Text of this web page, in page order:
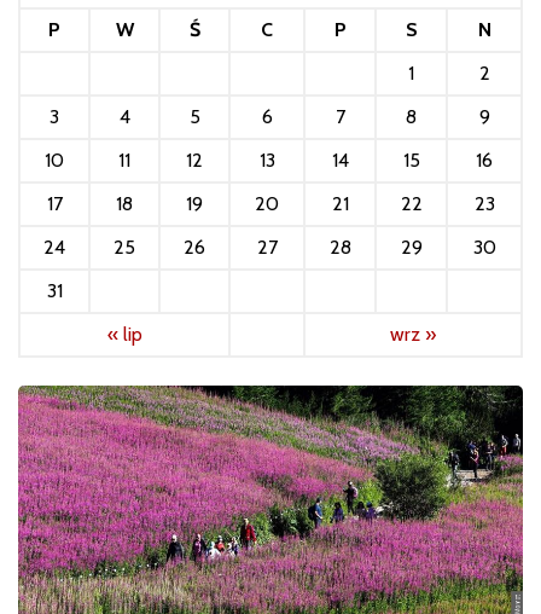
P W Ś C P S
N
1
2
3
4 5 6 7 8
9
10
11 12 13 14 15
16
17
18 19 20 21 22
23
24
25 26 27 28 29
30
31
« lip
wrz »